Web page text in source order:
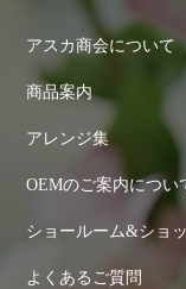
アスカ商会について
商品案内
アレンジ集
OEMのご案内につい
ショールーム&ショ
よくあるご質問